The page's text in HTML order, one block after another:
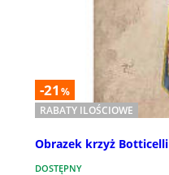
-21 %
RABATY ILOŚCIOWE
Obrazek krzyż Botticelli
DOSTĘPNY